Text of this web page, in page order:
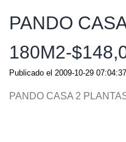
PANDO
180M2-
Publicado el 2009-10-29 07:04:37
PANDO CASA 2